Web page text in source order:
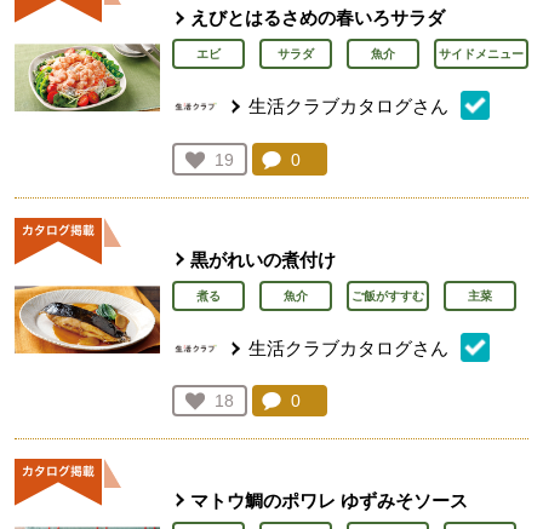
えびとはるさめの春いろサラダ
エビ サラダ 魚介 サイドメニュー
生活クラブカタログさん
お気に入り登録：
19
人が登録
コメント：
0
黒がれいの煮付け
煮る 魚介 ご飯がすすむ 主菜
生活クラブカタログさん
お気に入り登録：
18
人が登録
コメント：
0
マトウ鯛のポワレ ゆずみそソース